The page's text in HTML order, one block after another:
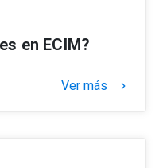
en ECIM?
Ver más keyboard_arrow_right